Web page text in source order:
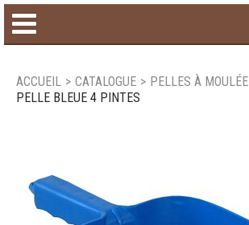
Nouveaux produits
ACCUEIL > CATALOGUE > PELLES À MOULÉE
PELLE BLEUE 4 PINTES